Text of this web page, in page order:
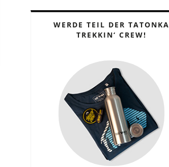
WERDE TEIL DER TATONKA
TREKKIN‘ CREW!